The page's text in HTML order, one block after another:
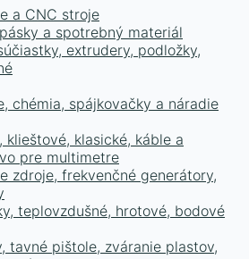
a CNC stroje
a spotrebný materiál
extrudery, podložky,
chémia, spájkovačky a náradie
klieštové, klasické, káble a
pre multimetre
zdroje, frekvenčné generátory,
teplovzdušné, hrotové, bodové
tavné pištole, zváranie plastov,